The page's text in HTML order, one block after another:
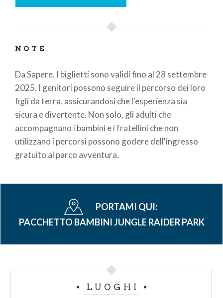
NOTE
Da Sapere. I biglietti sono validi fino al 28 settembre
2025. I genitori possono seguire il percorso dei loro
figli da terra, assicurandosi che l'esperienza sia
sicura e divertente. Non solo, gli adulti che
accompagnano i bambini e i fratellini che non
utilizzano i percorsi possono godere dell'ingresso
gratuito al parco avventura.
PORTAMI QUI:
PACCHETTO BAMBINI JUNGLE RAIDER PARK
LUOGHI